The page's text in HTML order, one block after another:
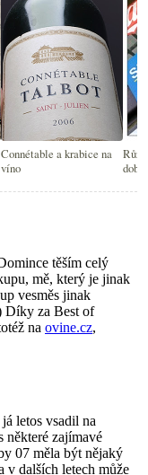
Connétable a krabice na
víno
dobré